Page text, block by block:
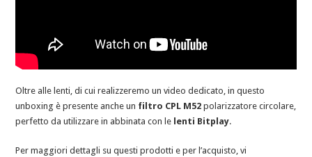
Oltre alle lenti, di cui realizzeremo un video dedicato, in questo
unboxing è presente anche un filtro CPL M52 polarizzatore circolare,
perfetto da utilizzare in abbinata con le lenti Bitplay.
Per maggiori dettagli su questi prodotti e per l’acquisto, vi